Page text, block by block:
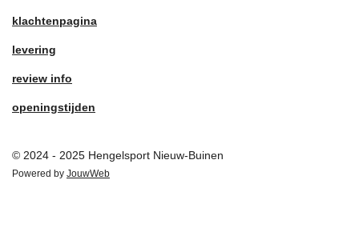
klachtenpagina
levering
review info
openingstijden
© 2024 - 2025 Hengelsport Nieuw-Buinen
Powered by JouwWeb